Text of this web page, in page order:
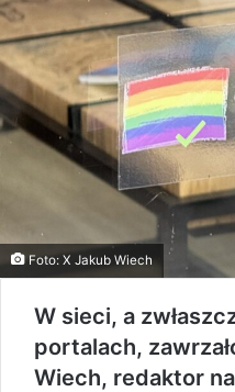
Foto: X Jakub Wiech
W sieci, a
portalach,
Wiech, redaktor